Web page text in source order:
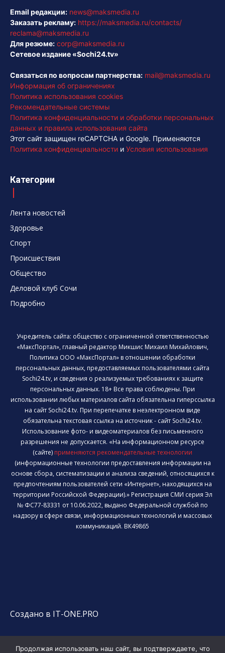
Email редакции: news@maksmedia.ru
Заказать рекламу: https://maksmedia.ru/contacts/
reclama@maksmedia.ru
Для резюме: corp@maksmedia.ru
Сетевое издание «Sochi24.tv»
Связаться по вопросам партнерства: mail@maksmedia.ru
Информация об ограничениях
Политика использования cookies
Рекомендательные системы
Политика конфиденциальности и обработки персональных
данных и правила использования сайта
Этот сайт защищен reCAPTCHA и Google. Применяются
Политика конфиденциальности и Условия использования
Категории
Лента новостей
Здоровье
Спорт
Происшествия
Общество
Деловой клуб Сочи
Подробно
Учредитель сайта: общество с ограниченной ответственностью
«МаксПортал», главный редактор Микшис Михаил Михайлович,
Политика ООО «МаксПортал» в отношении обработки
персональных данных, предоставляемых пользователями сайта
Sochi24.tv, и сведения о реализуемых требованиях к защите
персональных данных. 18+ Все права соблюдены. При
использовании любых материалов сайта обязательна гиперссылка
на сайт Sochi24.tv. При перепечатке в неэлектронном виде
обязательна текстовая ссылка на источник - сайт Sochi24.tv.
Использование фото- и видеоматериалов без письменного
разрешения не допускается. «На информационном ресурсе
(сайте) применяются рекомендательные технологии
(информационные технологии предоставления информации на
основе сбора, систематизации и анализа сведений, относящихся к
предпочтениям пользователей сети «Интернет», находящихся на
территории Российской Федерации).» Регистрация СМИ серия Эл
№ ФС77-83331 от 10.06.2022, выдано Федеральной службой по
надзору в сфере связи, информационных технологий и массовых
коммуникаций. ВК49865
Создано в IT-ONE.PRO
Продолжая использовать наш сайт, вы подтверждаете, что